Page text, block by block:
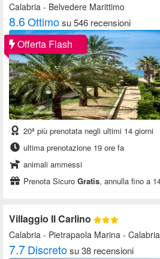
Calabria - Belvedere Marittimo
8.6Ottimosu 546 recensioni
Offerta Flash
20ª più prenotata negli ultimi 14 giorni
ultima prenotazione 19 ore fa
animali ammessi
Prenota Sicuro Gratis, annulla fino a
Villaggio Il Carlino
Calabria - Pietrapaola Marina -
7.7Discretosu 38 recensioni